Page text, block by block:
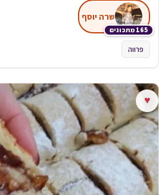
165 מתכונים
שרה יוסף
פרווה
♥